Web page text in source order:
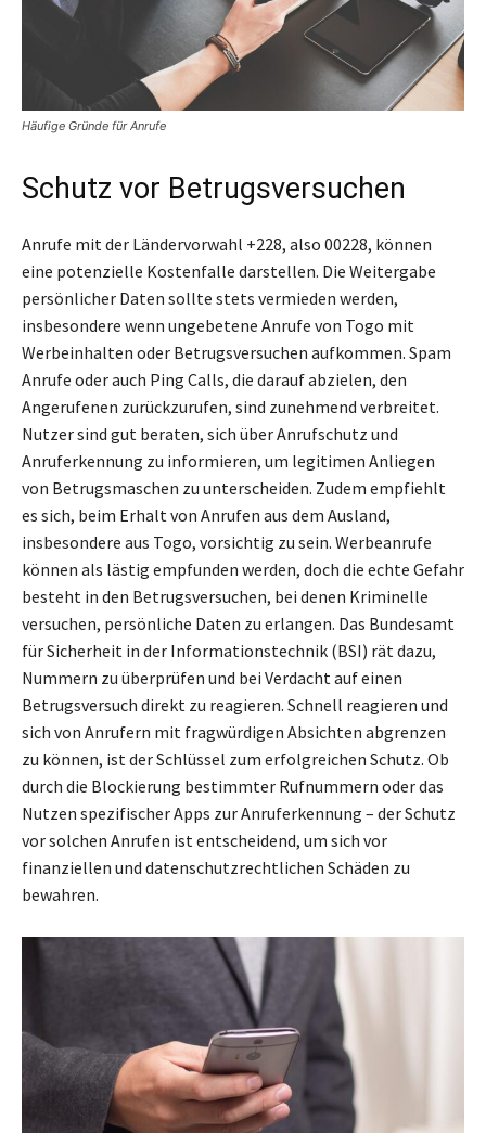
Häufige Gründe für Anrufe
Schutz vor Betrugsversuchen
Anrufe mit der Ländervorwahl +228, also 00228, können
eine potenzielle Kostenfalle darstellen. Die Weitergabe
persönlicher Daten sollte stets vermieden werden,
insbesondere wenn ungebetene Anrufe von Togo mit
Werbeinhalten oder Betrugsversuchen aufkommen. Spam
Anrufe oder auch Ping Calls, die darauf abzielen, den
Angerufenen zurückzurufen, sind zunehmend verbreitet.
Nutzer sind gut beraten, sich über Anrufschutz und
Anruferkennung zu informieren, um legitimen Anliegen
von Betrugsmaschen zu unterscheiden. Zudem empfiehlt
es sich, beim Erhalt von Anrufen aus dem Ausland,
insbesondere aus Togo, vorsichtig zu sein. Werbeanrufe
können als lästig empfunden werden, doch die echte Gefahr
besteht in den Betrugsversuchen, bei denen Kriminelle
versuchen, persönliche Daten zu erlangen. Das Bundesamt
für Sicherheit in der Informationstechnik (BSI) rät dazu,
Nummern zu überprüfen und bei Verdacht auf einen
Betrugsversuch direkt zu reagieren. Schnell reagieren und
sich von Anrufern mit fragwürdigen Absichten abgrenzen
zu können, ist der Schlüssel zum erfolgreichen Schutz. Ob
durch die Blockierung bestimmter Rufnummern oder das
Nutzen spezifischer Apps zur Anruferkennung – der Schutz
vor solchen Anrufen ist entscheidend, um sich vor
finanziellen und datenschutzrechtlichen Schäden zu
bewahren.